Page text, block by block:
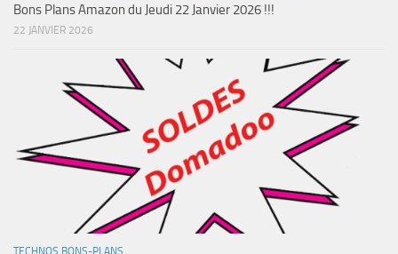
Bons Plans Amazon du Jeudi 22 Janvier 2026 !!!
22 JANVIER 2026
TECHNOS BONS-PLANS